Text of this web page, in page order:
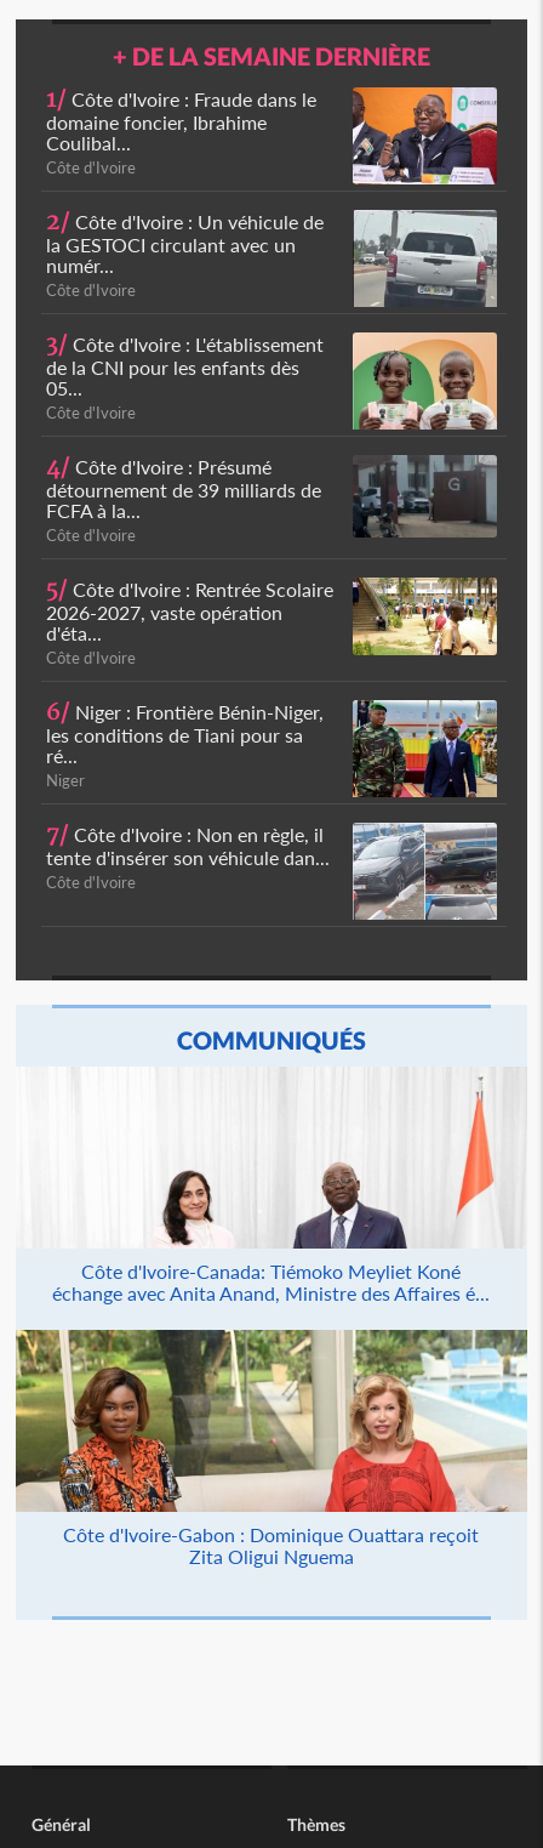
+ DE LA SEMAINE DERNIÈRE
1/ Côte d'Ivoire : Fraude dans le
domaine foncier, Ibrahime
Coulibal...
Côte d'Ivoire
2/ Côte d'Ivoire : Un véhicule de
la GESTOCI circulant avec un
numér...
Côte d'Ivoire
3/ Côte d'Ivoire : L'établissement
de la CNI pour les enfants dès
05...
Côte d'Ivoire
4/ Côte d'Ivoire : Présumé
détournement de 39 milliards de
FCFA à la...
Côte d'Ivoire
5/ Côte d'Ivoire : Rentrée Scolaire
2026-2027, vaste opération
d'éta...
Côte d'Ivoire
6/ Niger : Frontière Bénin-Niger,
les conditions de Tiani pour sa
ré...
Niger
7/ Côte d'Ivoire : Non en règle, il
tente d'insérer son véhicule dan...
Côte d'Ivoire
COMMUNIQUÉS
Côte d'Ivoire-Canada: Tiémoko Meyliet Koné
échange avec Anita Anand, Ministre des Affaires é...
Côte d'Ivoire-Gabon : Dominique Ouattara reçoit
Zita Oligui Nguema
Général Thèmes